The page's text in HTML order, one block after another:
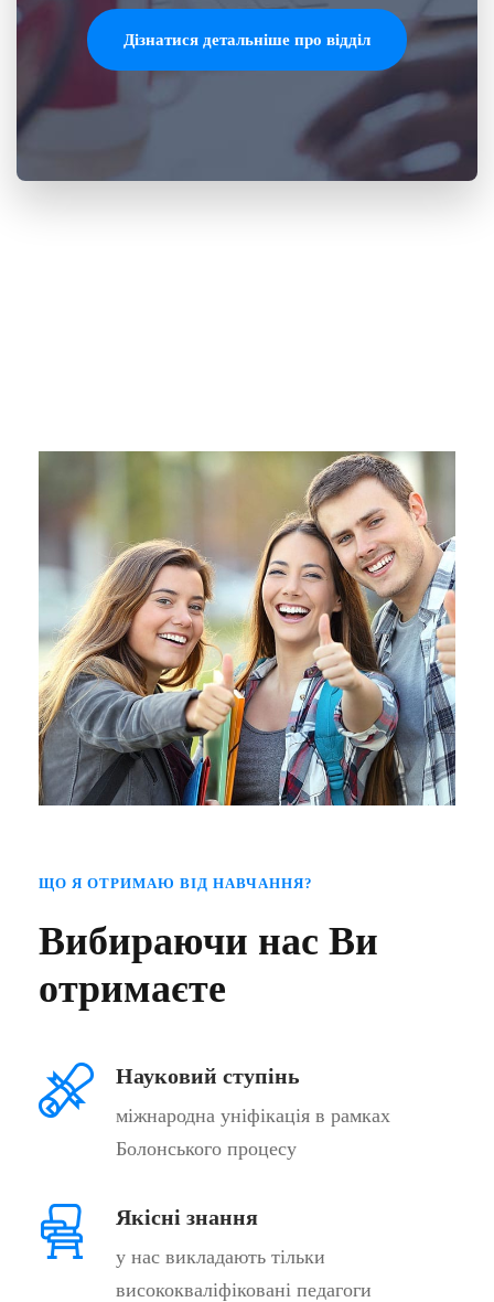
Дізнатися детальніше про відділ
ЩО Я ОТРИМАЮ ВІД НАВЧАННЯ?
Вибираючи нас Ви
отримаєте
Науковий ступінь
міжнародна уніфікація в рамках
Болонського процесу
Якісні знання
у нас викладають тільки
висококваліфіковані педагоги